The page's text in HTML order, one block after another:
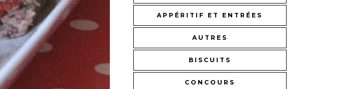
APPÉRITIF ET ENTRÉES
AUTRES
BISCUITS
CONCOURS